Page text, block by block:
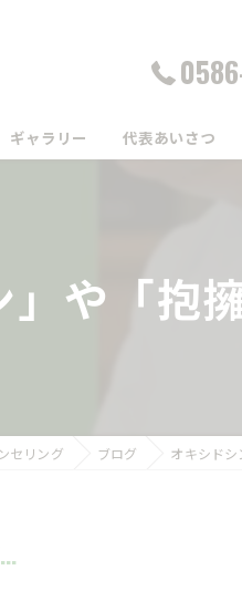
ギャラリー 代表あいさつ
や「抱
セリング ブログ オキシドシ